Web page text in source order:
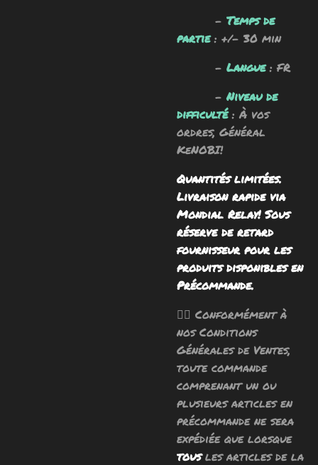
- Temps de
partie: +/- 30 min
- Langue : FR
-Niveau de
difficulté: À vos
ordres, Général
KeNOBI!
Quantités limitées.
Livraison rapide via
Mondial Relay! Sous
réserve de retard
fournisseur pour les
produits disponibles en
Précommande.
🧙‍♂️ Conformément à
nos Conditions
Générales de Ventes,
toute commande
comprenant un ou
plusieurs articles en
précommande ne sera
expédiée que lorsque
tousles articles de la